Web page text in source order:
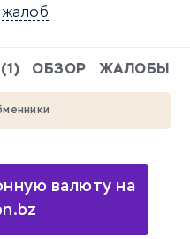
ОБЗОР ЖАЛОБЫ
валюту на